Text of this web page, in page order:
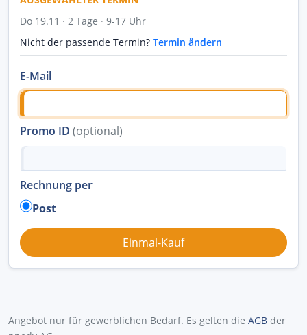
Do 19.11 · 2 Tage · 9-17 Uhr
Nicht der passende Termin? Termin ändern
E-Mail
Promo ID (optional)
Rechnung per
Post
Angebot nur für gewerblichen Bedarf. Es gelten die AGB der